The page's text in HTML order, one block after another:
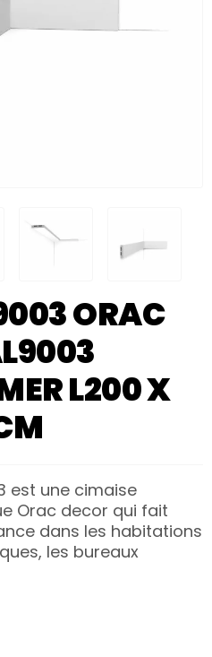
ORAC
L200 X
est une cimaise
Orac decor qui fait
dans les habitations
les bureaux